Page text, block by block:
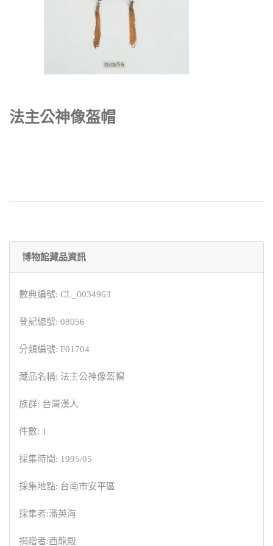
法主公神像盔帽
博物館藏品資訊
數典編號: CL_0034963
登記總號: 08056
分類編號: F01704
藏品名稱: 法主公神像盔帽
族群: 台灣漢人
件數: 1
採集時間: 1995/05
採集地點: 台南市安平區
採集者:潘英海
捐贈者:西龍殿